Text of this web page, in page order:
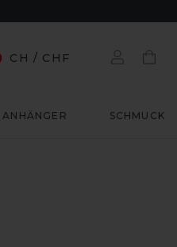
CH / CHF
ANHÄNGER SCHMUCK